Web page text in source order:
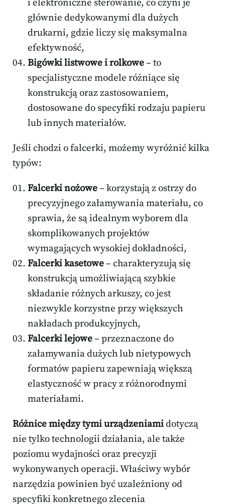
i elektroniczne sterowanie, co czyni je
głównie dedykowanymi dla dużych
drukarni, gdzie liczy się maksymalna
efektywność,
Bigówki listwowe i rolkowe– to
specjalistyczne modele różniące się
konstrukcją oraz zastosowaniem,
dostosowane do specyfiki rodzaju papieru
lub innych materiałów.
Jeśli chodzi o falcerki, możemy wyróżnić kilka
typów:
Falcerki nożowe– korzystają z ostrzy do
precyzyjnego załamywania materiału, co
sprawia, że są idealnym wyborem dla
skomplikowanych projektów
wymagających wysokiej dokładności,
Falcerki kasetowe– charakteryzują się
konstrukcją umożliwiającą szybkie
składanie różnych arkuszy, co jest
niezwykle korzystne przy większych
nakładach produkcyjnych,
Falcerki lejowe– przeznaczone do
załamywania dużych lub nietypowych
formatów papieru zapewniają większą
elastyczność w pracy z różnorodnymi
materiałami.
Różnice między tymi urządzeniamidotyczą
nie tylko technologii działania, ale także
poziomu wydajności oraz precyzji
wykonywanych operacji. Właściwy wybór
narzędzia powinien być uzależniony od
specyfiki konkretnego zlecenia